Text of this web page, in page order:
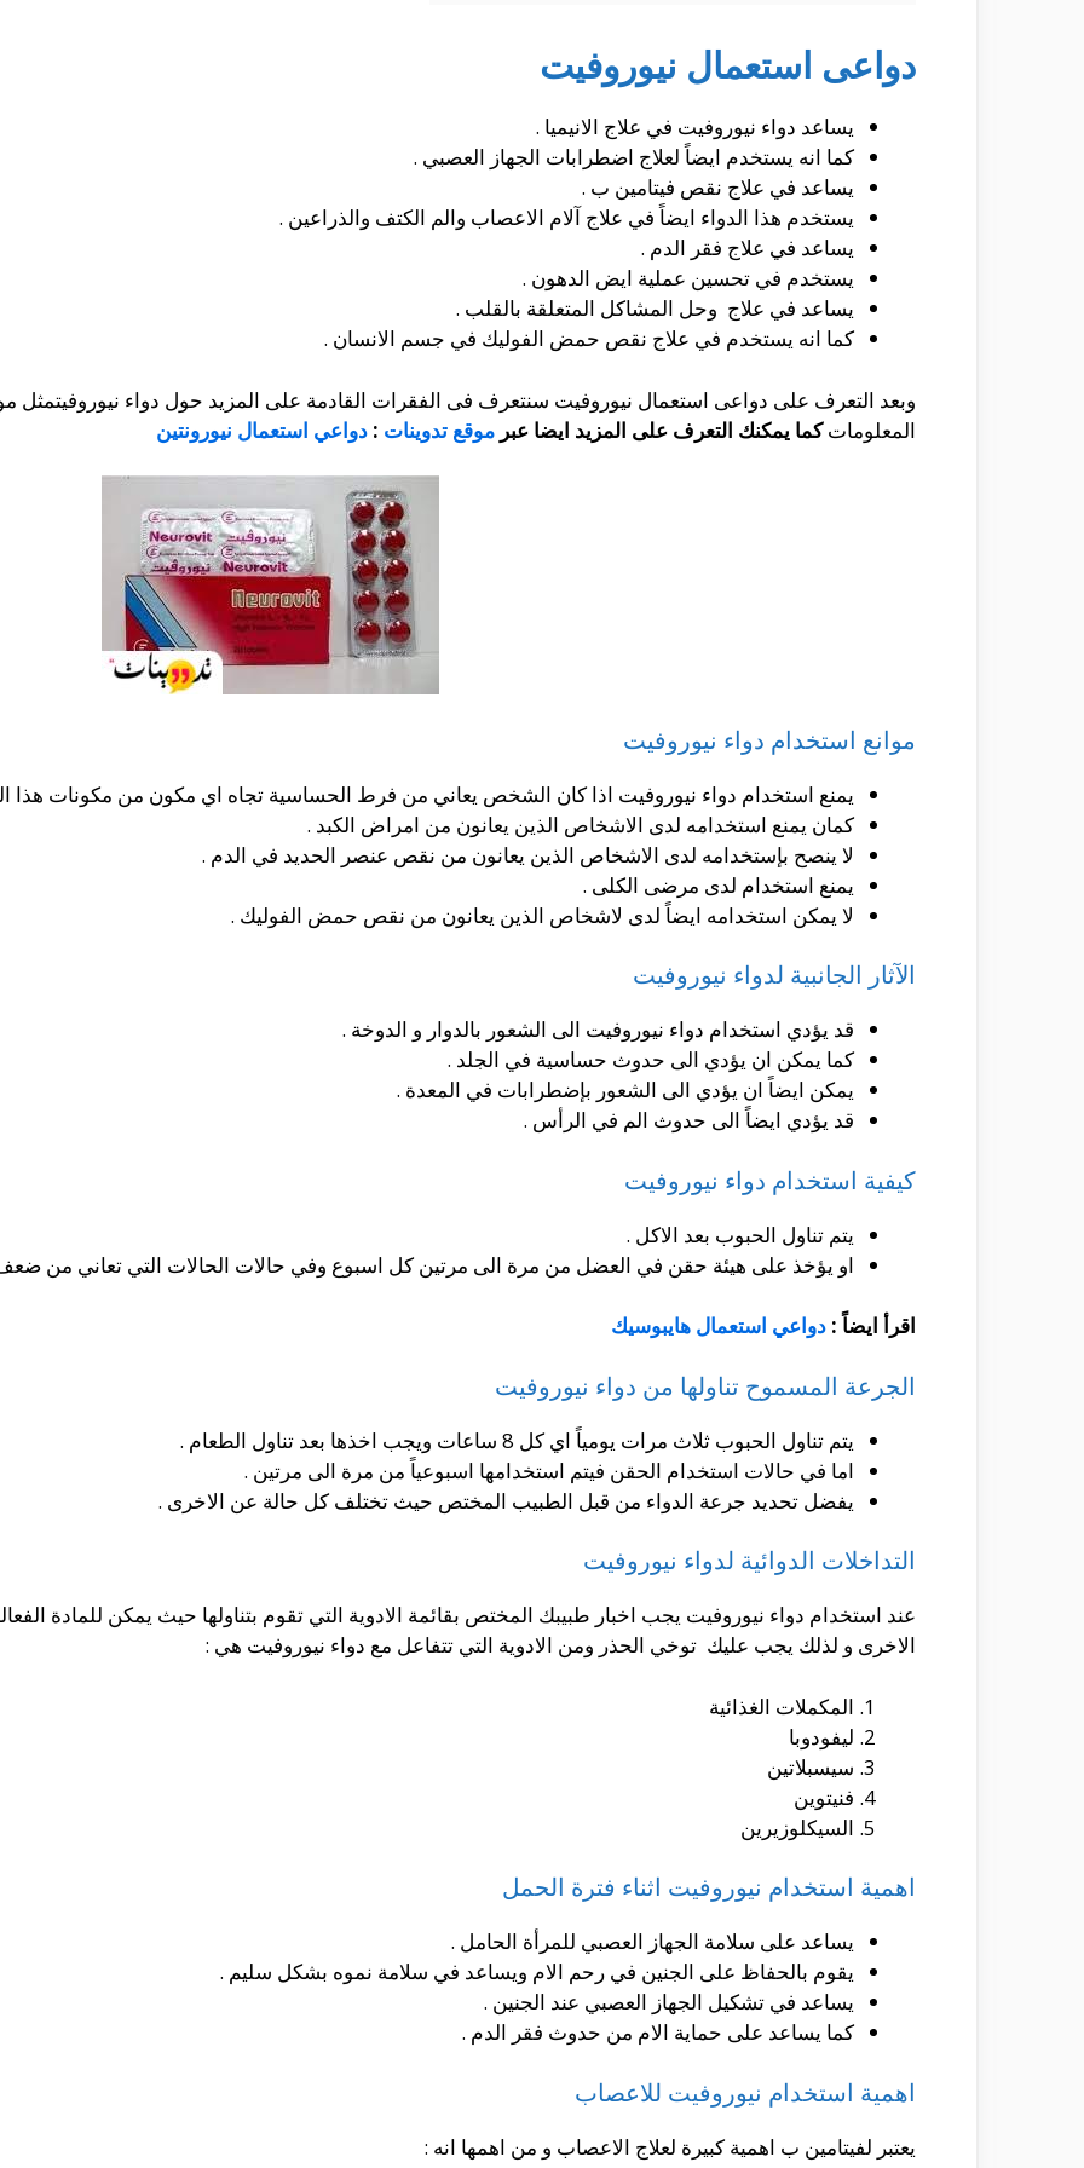
دواعى استعمال نيوروفيت
يساعد دواء نيوروفيت في علاج الانيميا .
كما انه يستخدم ايضاً لعلاج اضطرابات الجهاز العصبي .
يساعد في علاج نقص فيتامين ب .
يستخدم هذا الدواء ايضاً في علاج آلام الاعصاب والم الكتف والذراعين .
يساعد في علاج فقر الدم .
يستخدم في تحسين عملية ايض الدهون .
يساعد في علاج وحل المشاكل المتعلقة بالقلب .
كما انه يستخدم في علاج نقص حمض الفوليك في جسم الانسان .
وبعد التعرف على دواعى استعمال نيوروفيت سنتعرف فى الفقرات القادمة على المزيد حول دواء نيوروفيتمثل
المعلوماتكما يمكنك التعرف على المزيد ايضا عبر موقع تدوينات : دواعي استعمال نيورونتين
موانع استخدام دواء نيوروفيت
يمنع استخدام دواء نيوروفيت اذا كان الشخص يعاني من فرط الحساسية تجاه اي مكون من مكونات هذا
كمان يمنع استخدامه لدى الاشخاص الذين يعانون من امراض الكبد .
لا ينصح بإستخدامه لدى الاشخاص الذين يعانون من نقص عنصر الحديد في الدم .
يمنع استخدام لدى مرضى الكلى .
لا يمكن استخدامه ايضاً لدى لاشخاص الذين يعانون من نقص حمض الفوليك .
الآثار الجانبية لدواء نيوروفيت
قد يؤدي استخدام دواء نيوروفيت الى الشعور بالدوار و الدوخة .
كما يمكن ان يؤدي الى حدوث حساسية في الجلد .
يمكن ايضاً ان يؤدي الى الشعور بإضطرابات في المعدة .
قد يؤدي ايضاً الى حدوث الم في الرأس .
كيفية استخدام دواء نيوروفيت
يتم تناول الحبوب بعد الاكل .
او يؤخذ على هيئة حقن في العضل من مرة الى مرتين كل اسبوع وفي حالات الحالات التي تعاني من ضعف
اقرأ ايضاً : دواعي استعمال هايبوسيك
الجرعة المسموح تناولها من دواء نيوروفيت
يتم تناول الحبوب ثلاث مرات يومياً اي كل 8 ساعات ويجب اخذها بعد تناول الطعام .
اما في حالات استخدام الحقن فيتم استخدامها اسبوعياً من مرة الى مرتين .
يفضل تحديد جرعة الدواء من قبل الطبيب المختص حيث تختلف كل حالة عن الاخرى .
التداخلات الدوائية لدواء نيوروفيت
عند استخدام دواء نيوروفيت يجب اخبار طبيبك المختص بقائمة الادوية التي تقوم بتناولها حيث يمكن للمادة
الاخرى و لذلك يجب عليك توخي الحذر ومن الادوية التي تتفاعل مع دواء نيوروفيت هي :
المكملات الغذائية
ليفودوبا
سيسبلاتين
فنيتوين
السيكلوزيرين
اهمية استخدام نيوروفيت اثناء فترة الحمل
يساعد على سلامة الجهاز العصبي للمرأة الحامل .
يقوم بالحفاظ على الجنين في رحم الام ويساعد في سلامة نموه بشكل سليم .
يساعد في تشكيل الجهاز العصبي عند الجنين .
كما يساعد على حماية الام من حدوث فقر الدم .
اهمية استخدام نيوروفيت للاعصاب
يعتبر لفيتامين ب اهمية كبيرة لعلاج الاعصاب و من اهمها انه :